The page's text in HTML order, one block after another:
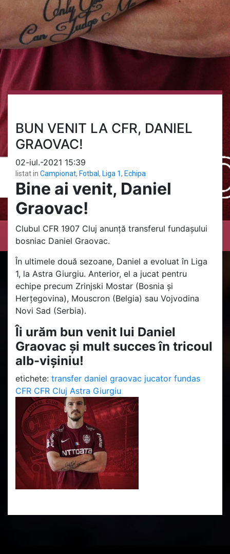
BUN VENIT LA CFR, DANIEL
GRAOVAC!
02-iul.-2021 15:39
listat in Campionat, Fotbal, Liga 1, Echipa
Bine ai venit, Daniel
Graovac!
Clubul CFR 1907 Cluj anunță transferul fundașului
bosniac Daniel Graovac.
În ultimele două sezoane, Daniel a evoluat în Liga
1, la Astra Giurgiu. Anterior, el a jucat pentru
echipe precum Zrinjski Mostar (Bosnia și
Herțegovina), Mouscron (Belgia) sau Vojvodina
Novi Sad (Serbia).
Îi urăm bun venit lui Daniel
Graovac și mult succes în tricoul
alb-vișiniu!
etichete: transfer daniel graovac jucator fundas
CFR CFR Cluj Astra Giurgiu